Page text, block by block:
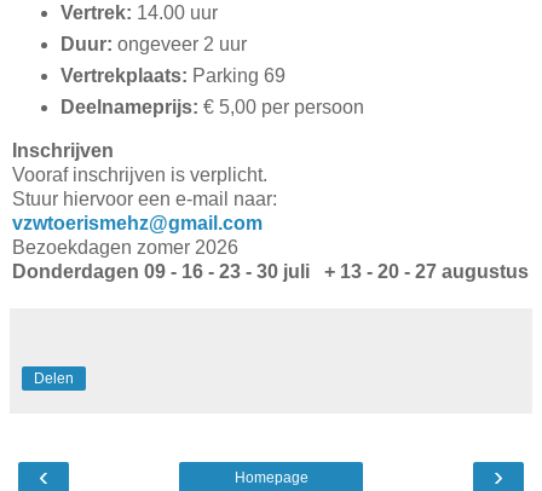
Vertrek: 14.00 uur
Duur: ongeveer 2 uur
Vertrekplaats: Parking 69
Deelnameprijs: € 5,00 per persoon
Inschrijven
Vooraf inschrijven is verplicht.
Stuur hiervoor een e-mail naar:
vzwtoerismehz@gmail.com
Bezoekdagen zomer 2026
Donderdagen 09 - 16 - 23 - 30 juli + 13 - 20 - 27 augustus
Delen
‹ ›
Homepage